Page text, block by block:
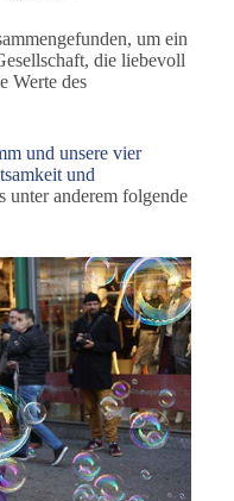
um ein
die liebevoll
Werte des
und unsere vier
und
unter anderem folgende